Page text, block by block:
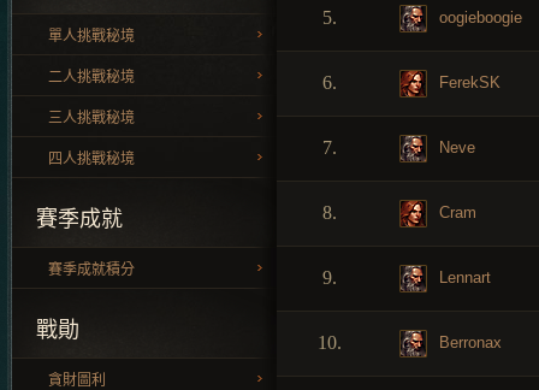
單人挑戰秘境
二人挑戰秘境
三人挑戰秘境
四人挑戰秘境
賽季成就
賽季成就積分
戰勛
貪財圖利
5. oogieboogie
6. FerekSK
7. Neve
8. Cram
9. Lennart
10. Berronax